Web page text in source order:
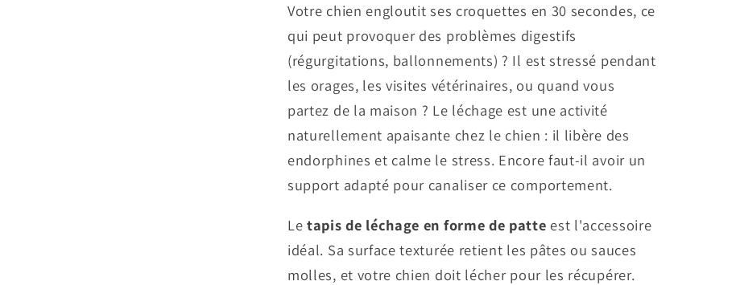
Votre chien engloutit ses croquettes en 30 secondes, ce
qui peut provoquer des problèmes digestifs
(régurgitations, ballonnements) ? Il est stressé pendant
les orages, les visites vétérinaires, ou quand vous
partez de la maison ? Le léchage est une activité
naturellement apaisante chez le chien : il libère des
endorphines et calme le stress. Encore faut-il avoir un
support adapté pour canaliser ce comportement.
Letapis de léchage en forme de patte est l'accessoire
idéal. Sa surface texturée retient les pâtes ou sauces
molles, et votre chien doit lécher pour les récupérer.